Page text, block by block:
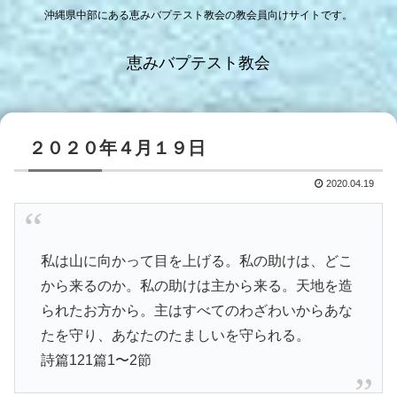
沖縄県中部にある恵みバプテスト教会の教会員向けサイトです。
恵みバプテスト教会
２０２０年４月１９日
2020.04.19
私は山に向かって目を上げる。私の助けは、どこ
から来るのか。私の助けは主から来る。天地を造
られたお方から。主はすべてのわざわいからあな
たを守り、あなたのたましいを守られる。
詩篇121篇1〜2節